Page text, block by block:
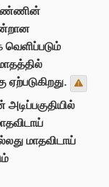
வெளிப்படும்
மாதவிடாய்